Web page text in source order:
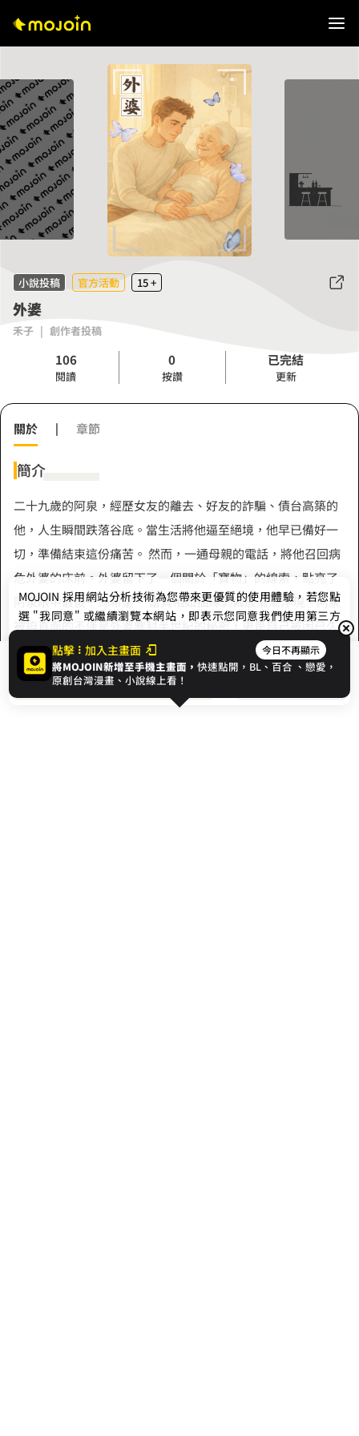
小說投稿 官方活動 15 +
外婆
禾子 | 創作者投稿
106
閱讀
0
按讚
已完結
更新
開始閱讀
關於 | 章節
簡介
二十九歲的阿泉，經歷女友的離去、好友的詐騙、債台高築的
他，人生瞬間跌落谷底。當生活將他逼至絕境，他早已備好一
切，準備結束這份痛苦。 然而，一通母親的電話，將他召回病
危外婆的床前。外婆留下了一個關於「寶物」的線索，點亮了
阿泉眼中最後一絲希望。 當真相如抽絲剝繭般漸漸浮現，阿泉
被迫直面的不僅是外婆塵封半世紀的秘密，更是自己被困已久
的內心。 他能否在那份古老而深沉的愛中，找到重新站起來的
勇氣？
展開全部
點擊 加入主畫面 今日不再顯示
將MOJOIN新增至手機主畫面，快速點開，BL、百合 、戀愛，
原創台灣漫畫、小說線上看！
MOJOIN 採用網站分析技術為您帶來更優質的使用體驗，若您點
選 "我同意" 或繼續瀏覽本網站，即表示您同意我們使用第三方
Cookie，欲瞭解更多資訊請見隱私權政策。
我同意